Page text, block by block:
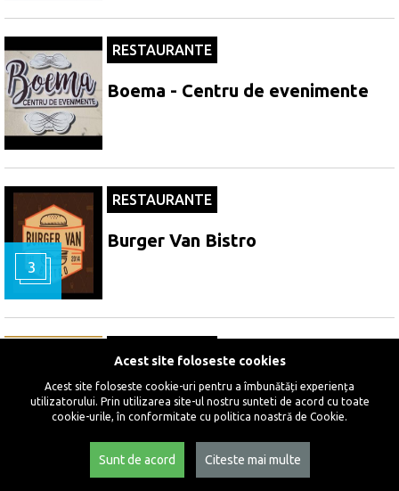
RESTAURANTE
Boema - Centru de evenimente
3
RESTAURANTE
Burger Van Bistro
C House Lounge Cafè Galați
Acest site foloseste cookies
Acest site foloseste cookie-uri pentru a îmbunătăți experiența
utilizatorului. Prin utilizarea site-ul nostru sunteti de acord cu toate
cookie-urile, în conformitate cu politica noastră de Cookie.
Sunt de acord Citeste mai multe